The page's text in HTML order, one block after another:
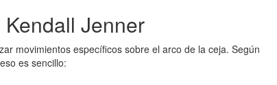
Jenner
movimientos específicos sobre el arco de la ceja. Según
es sencillo: